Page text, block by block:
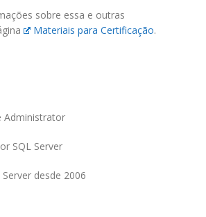
sobre essa e outras
Materiais para Certificação.
Administrator
SQL Server
desde 2006